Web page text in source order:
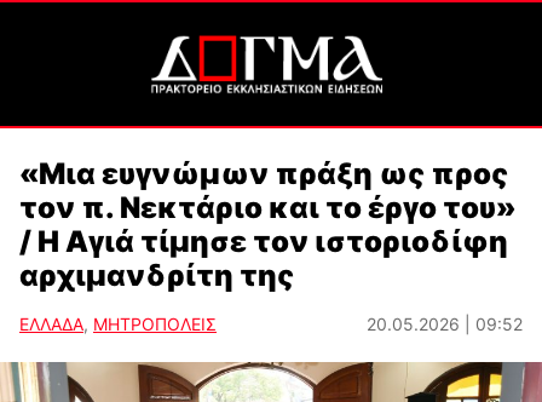
«Μια ευγνώμων πράξη ως προς
τον π. Νεκτάριο και το έργο του»
/ Η Αγιά τίμησε τον ιστοριοδίφη
αρχιμανδρίτη της
ΕΛΛΑΔΑ, ΜΗΤΡΟΠΟΛΕΙΣ 20.05.2026 | 09:52